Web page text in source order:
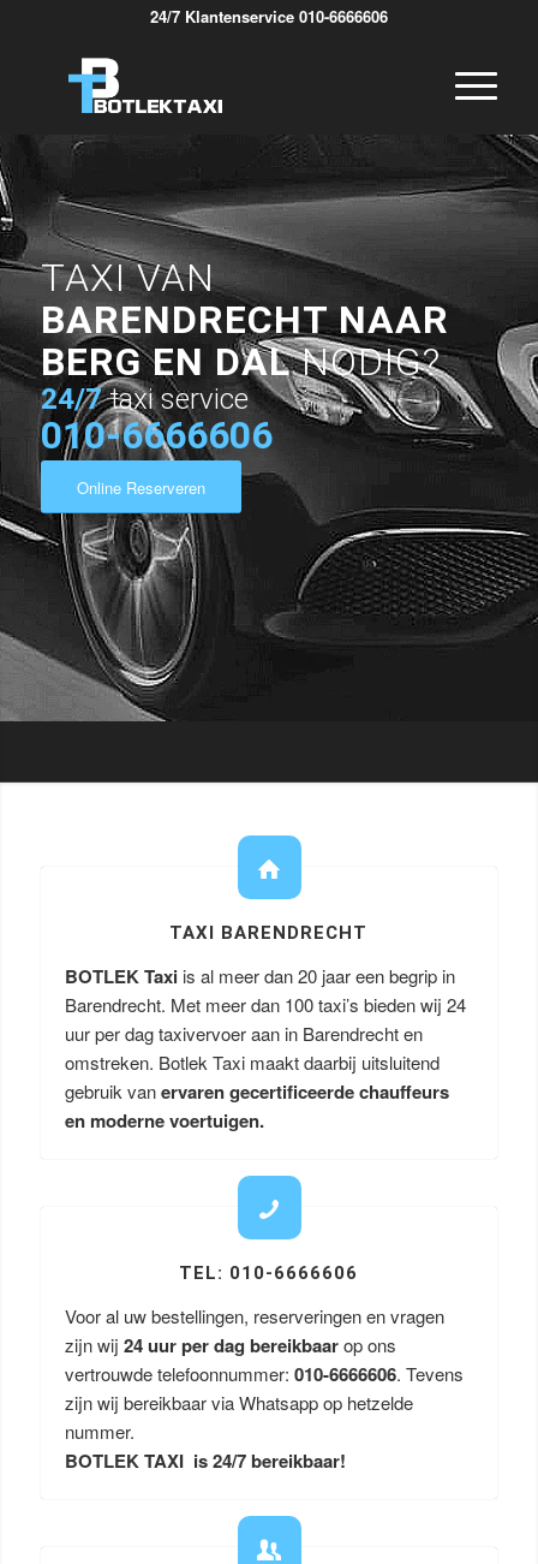
24/7 Klantenservice 010-6666606
TAXI VAN
BARENDRECHT NAAR
BERG EN DALNODIG?
24/7 taxi service
010-6666606
Online Reserveren
TAXI BARENDRECHT
BOTLEK Taxi is al meer dan 20 jaar een begrip in
Barendrecht. Met meer dan 100 taxi’s bieden wij 24
uur per dag taxivervoer aan in Barendrecht en
omstreken. Botlek Taxi maakt daarbij uitsluitend
gebruik vanervaren gecertificeerde chauffeurs
en moderne voertuigen.
TEL: 010-6666606
Voor al uw bestellingen, reserveringen en vragen
zijn wij 24 uur per dag bereikbaarop ons
vertrouwde telefoonnummer: 010-6666606. Tevens
zijn wij bereikbaar via Whatsapp op hetzelde
nummer.
BOTLEK TAXI is 24/7 bereikbaar!